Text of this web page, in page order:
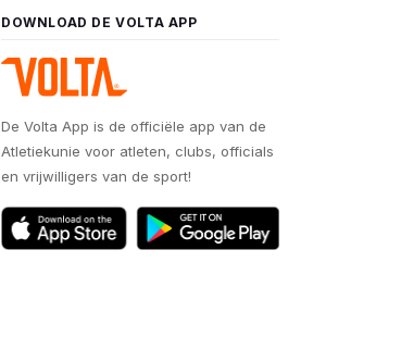
DOWNLOAD DE VOLTA APP
De Volta App is de officiële app van de
Atletiekunie voor atleten, clubs, officials
en vrijwilligers van de sport!